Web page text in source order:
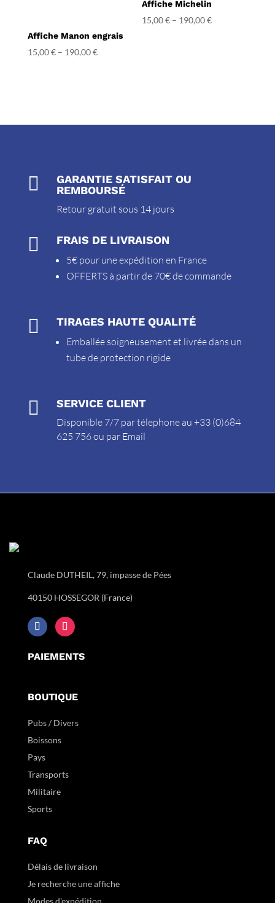
Affiche Manon engrais
15,00€– 190,00€
Affiche Michelin
15,00€ – 190,00€

GARANTIE SATISFAIT OU
REMBOURSÉ
Retour gratuit sous 14 jours
 FRAIS DE LIVRAISON
5€ pour une expédition en France
OFFERTS à partir de 70€ de commande
 TIRAGES HAUTE QUALITÉ
Emballée soigneusement et livrée dans un
tube de protection rigide
 SERVICE CLIENT
Disponible 7/7 par télephone au +33 (0)684
625 756 ou par Email
Claude DUTHEIL, 79, impasse de Pées
40150 HOSSEGOR (France)
PAIEMENTS
BOUTIQUE
Pubs / Divers
Boissons
Pays
Transports
Militaire
Sports
FAQ
Délais de livraison
Je recherche une affiche
Modes d'expédition